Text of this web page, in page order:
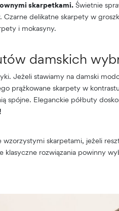
skarpetkami. Świetnie
delikatne skarpety w
i mokasyny.
damskich
Jeżeli stawiamy na damski
prążkowane skarpety w
spójne. Eleganckie półbuty
skarpetami, jeżeli
klasyczne rozwiązania powinny